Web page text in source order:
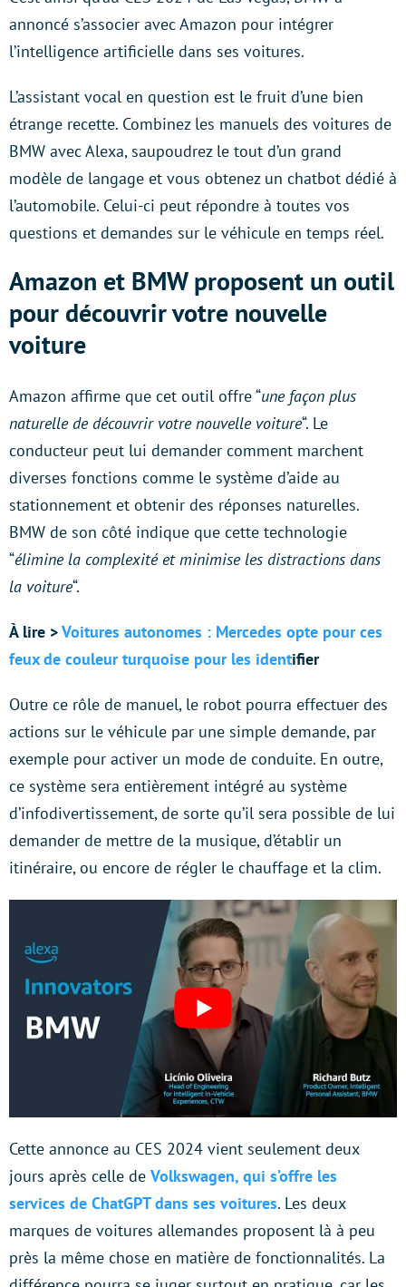
annoncé s’associer avec Amazon pour intégrer
l’intelligence artificielle dans ses voitures.
L’assistant vocal en question est le fruit d’une bien
étrange recette. Combinez les manuels des voitures de
BMW avec Alexa, saupoudrez le tout d’un grand
modèle de langage et vous obtenez un chatbot dédié à
l’automobile. Celui-ci peut répondre à toutes vos
questions et demandes sur le véhicule en temps réel.
Amazon et BMW proposent un outil
pour découvrir votre nouvelle
voiture
Amazon affirme que cet outil offre “une façon plus
naturelle de découvrir votre nouvelle voiture“. Le
conducteur peut lui demander comment marchent
diverses fonctions comme le système d’aide au
stationnement et obtenir des réponses naturelles.
BMW de son côté indique que cette technologie
“élimine la complexité et minimise les distractions dans
la voiture“.
À lire >Voitures autonomes : Mercedes opte pour ces
feux de couleur turquoise pour les identifier
Outre ce rôle de manuel, le robot pourra effectuer des
actions sur le véhicule par une simple demande, par
exemple pour activer un mode de conduite. En outre,
ce système sera entièrement intégré au système
d’infodivertissement, de sorte qu’il sera possible de lui
demander de mettre de la musique, d’établir un
itinéraire, ou encore de régler le chauffage et la clim.
Cette annonce au CES 2024 vient seulement deux
jours après celle de Volkswagen, qui s’offre les
services de ChatGPT dans ses voitures. Les deux
marques de voitures allemandes proposent là à peu
près la même chose en matière de fonctionnalités. La